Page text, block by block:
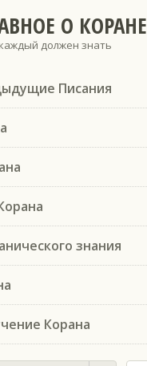
О КОРАНЕ
должен знать
Писания
знания
Корана